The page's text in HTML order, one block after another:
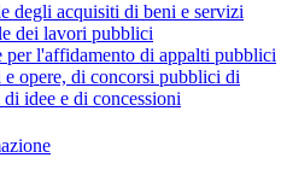
degli acquisiti di beni e servizi
dei lavori pubblici
l'affidamento di appalti pubblici
opere, di concorsi pubblici di
idee e di concessioni